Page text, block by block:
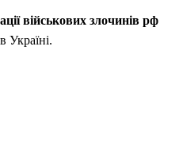
військових злочинів рф
Україні.